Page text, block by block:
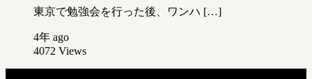
東京で勉強会を行った後、ワンハ […]
4年 ago
4072 Views